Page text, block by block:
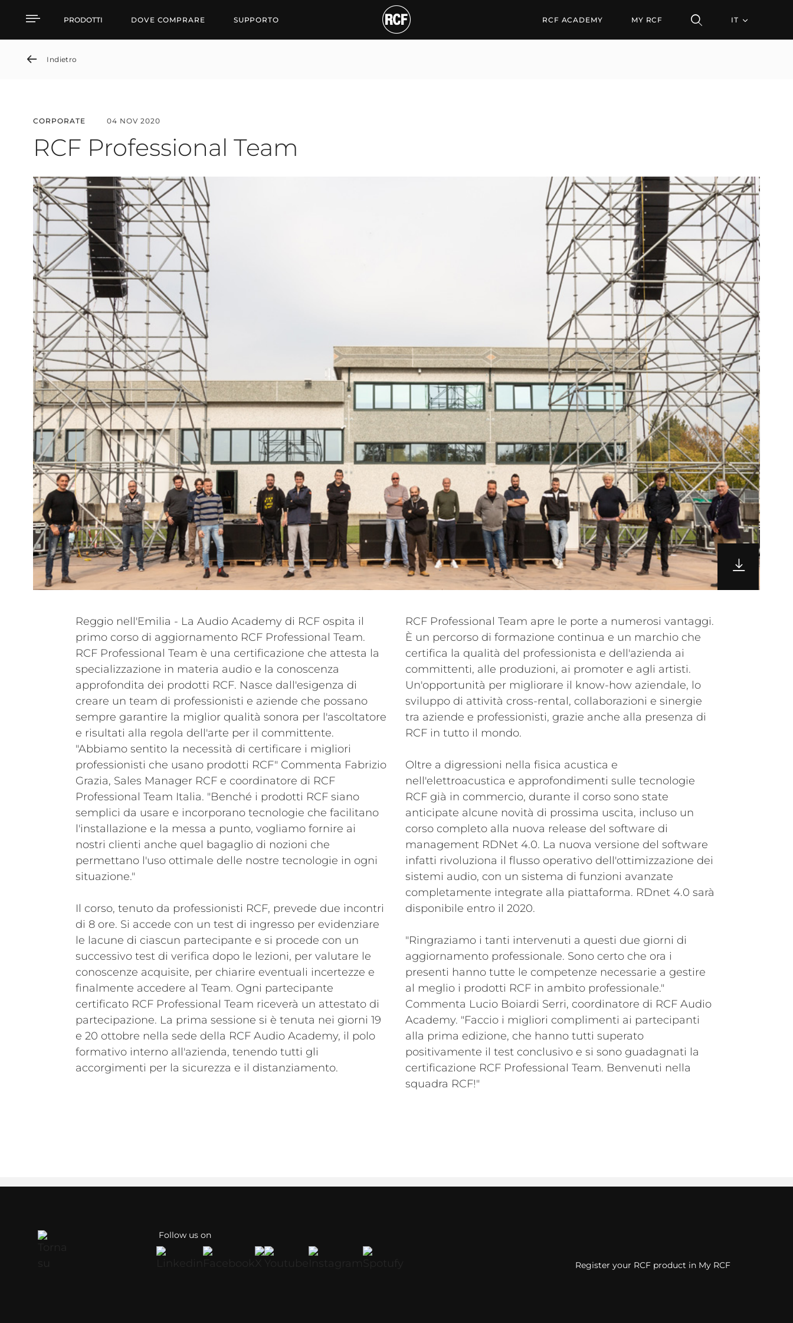
RCF Professional Team
PRODOTTI DOVE COMPRARE SUPPORTO RCF ACADEMY MY RCF IT
Indietro
CORPORATE 04 NOV 2020
RCF Professional Team
Reggio nell'Emilia - La Audio Academy di RCF ospita il
primo corso di aggiornamento RCF Professional Team.
RCF Professional Team è una certificazione che attesta la
specializzazione in materia audio e la conoscenza
approfondita dei prodotti RCF. Nasce dall'esigenza di
creare un team di professionisti e aziende che possano
sempre garantire la miglior qualità sonora per l'ascoltatore
e risultati alla regola dell'arte per il committente.
"Abbiamo sentito la necessità di certificare i migliori
professionisti che usano prodotti RCF" Commenta Fabrizio
Grazia, Sales Manager RCF e coordinatore di RCF
Professional Team Italia. "Benché i prodotti RCF siano
semplici da usare e incorporano tecnologie che facilitano
l'installazione e la messa a punto, vogliamo fornire ai
nostri clienti anche quel bagaglio di nozioni che
permettano l'uso ottimale delle nostre tecnologie in ogni
situazione."
Il corso, tenuto da professionisti RCF, prevede due incontri
di 8 ore. Si accede con un test di ingresso per evidenziare
le lacune di ciascun partecipante e si procede con un
successivo test di verifica dopo le lezioni, per valutare le
conoscenze acquisite, per chiarire eventuali incertezze e
finalmente accedere al Team. Ogni partecipante
certificato RCF Professional Team riceverà un attestato di
partecipazione. La prima sessione si è tenuta nei giorni 19
e 20 ottobre nella sede della RCF Audio Academy, il polo
formativo interno all'azienda, tenendo tutti gli
accorgimenti per la sicurezza e il distanziamento.
RCF Professional Team apre le porte a numerosi vantaggi.
È un percorso di formazione continua e un marchio che
certifica la qualità del professionista e dell'azienda ai
committenti, alle produzioni, ai promoter e agli artisti.
Un'opportunità per migliorare il know-how aziendale, lo
sviluppo di attività cross-rental, collaborazioni e sinergie
tra aziende e professionisti, grazie anche alla presenza di
RCF in tutto il mondo.
Oltre a digressioni nella fisica acustica e
nell'elettroacustica e approfondimenti sulle tecnologie
RCF già in commercio, durante il corso sono state
anticipate alcune novità di prossima uscita, incluso un
corso completo alla nuova release del software di
management RDNet 4.0. La nuova versione del software
infatti rivoluziona il flusso operativo dell'ottimizzazione dei
sistemi audio, con un sistema di funzioni avanzate
completamente integrate alla piattaforma. RDnet 4.0 sarà
disponibile entro il 2020.
"Ringraziamo i tanti intervenuti a questi due giorni di
aggiornamento professionale. Sono certo che ora i
presenti hanno tutte le competenze necessarie a gestire
al meglio i prodotti RCF in ambito professionale."
Commenta Lucio Boiardi Serri, coordinatore di RCF Audio
Academy. "Faccio i migliori complimenti ai partecipanti
alla prima edizione, che hanno tutti superato
positivamente il test conclusivo e si sono guadagnati la
certificazione RCF Professional Team. Benvenuti nella
squadra RCF!"
Follow us on
Register your RCF product in My RCF